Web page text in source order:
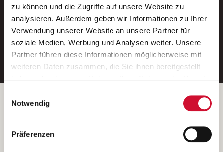
zu können und die Zugriffe auf unsere Website zu
analysieren. Außerdem geben wir Informationen zu Ihrer
Verwendung unserer Website an unsere Partner für
soziale Medien, Werbung und Analysen weiter. Unsere
Partner führen diese Informationen möglicherweise mit
weiteren Daten zusammen, die Sie ihnen bereitgestellt
Wenn Sie auf „Cookies zulassen“ klicken, so stimmen
Sie der Speicherung sämtlicher Cookies zu. Sie können
Ihre Einwilligung selbstverständlich jederzeit widerrufen,
indem Sie die Cookie-Einstellungen aufrufen und diese
Notwendig
Präferenzen
Ein kostenloser Service von AWO
Jobs.
E-Mail-Adresse eintragen
Betreiber der Webseite
Kantstraße 45a